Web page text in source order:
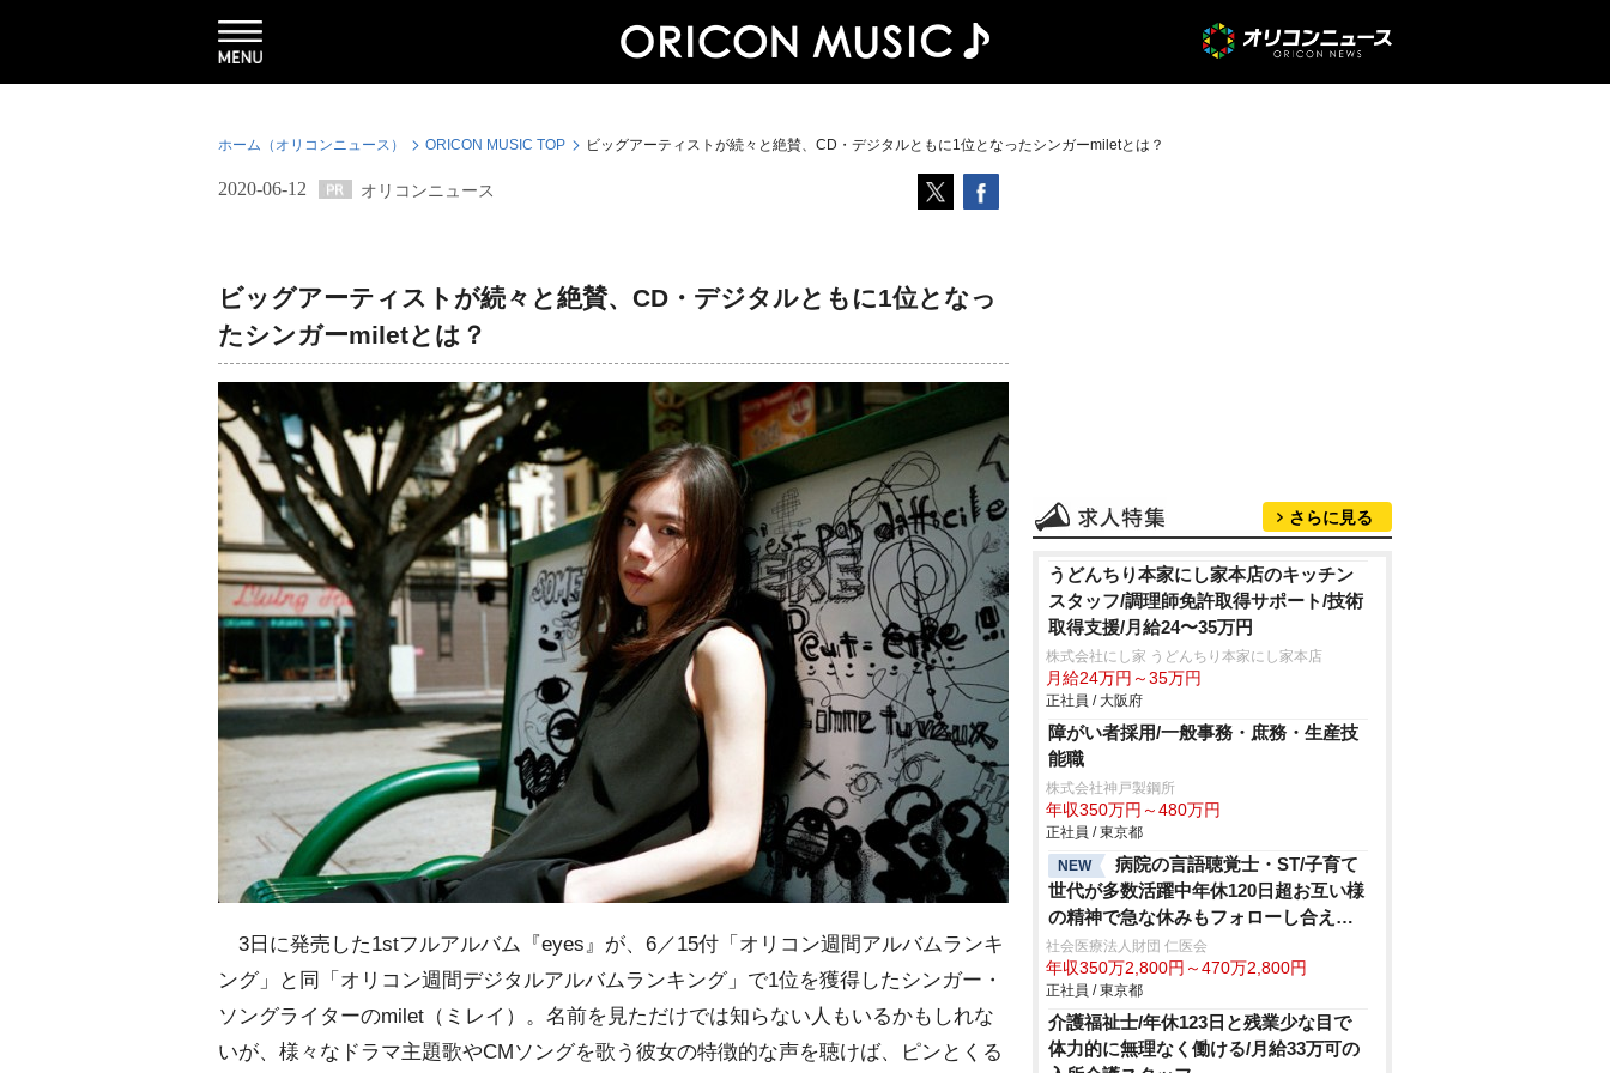
ホーム（オリコンニュース） ORICON MUSIC TOP ビッグアーティストが続々と絶賛、CD・デジタルともに1位となったシンガーmiletとは？
2020-06-12 オリコンニュース
ビッグアーティストが続々と絶賛、CD・デジタルともに1位となっ
たシンガーmiletとは？
3日に発売した1stフルアルバム『eyes』が、6／15付「オリコン週間アルバムランキ
ング」と同「オリコン週間デジタルアルバムランキング」で1位を獲得したシンガー・
ソングライターのmilet（ミレイ）。名前を見ただけでは知らない人もいるかもしれな
いが、様々なドラマ主題歌やCMソングを歌う彼女の特徴的な声を聴けば、ピンとくる
さらに見る
うどんちり本家にし家本店のキッチン
スタッフ/調理師免許取得サポート/技術
取得支援/月給24〜35万円
株式会社にし家 うどんちり本家にし家本店
月給24万円～35万円
正社員 / 大阪府
障がい者採用/一般事務・庶務・生産技
能職
株式会社神戸製鋼所
年収350万円～480万円
正社員 / 東京都
NEW
病院の言語聴覚士・ST/子育て
世代が多数活躍中年休120日超お互い様
の精神で急な休みもフォローし合え
る・家庭と両立しやすい職場
社会医療法人財団 仁医会
年収350万2,800円～470万2,800円
正社員 / 東京都
介護福祉士/年休123日と残業少な目で
体力的に無理なく働ける/月給33万可の